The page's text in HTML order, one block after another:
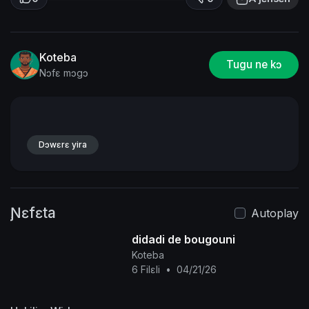
Koteba
Nɔfɛ mɔgɔ
Tugu ne kɔ
Dɔwɛrɛ yira
Ɲɛfɛta
Autoplay
didadi de bougouni
Koteba
6 Filɛli
• 04/21/26